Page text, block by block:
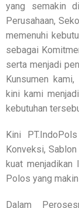
yang semakin
Perusahaan,
memenuhi
sebagai
serta menjadi
Kunsumen
kini kami
kebutuhan
Kini
Konveksi,
kuat
Polos yang
Dalam